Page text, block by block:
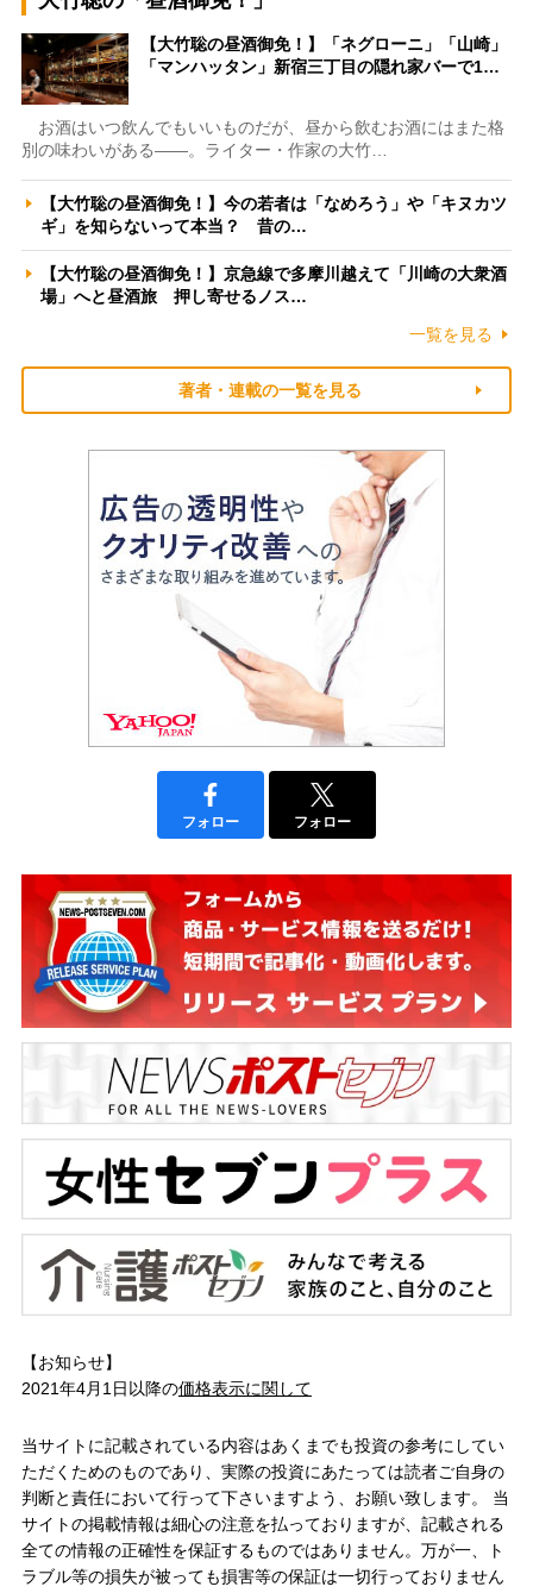
【大竹聡の昼酒御免！】「ネグローニ」「山崎」
「マンハッタン」新宿三丁目の隠れ家バーで1…
お酒はいつ飲んでもいいものだが、昼から飲むお酒にはまた格
別の味わいがある――。ライター・作家の大竹…
【大竹聡の昼酒御免！】今の若者は「なめろう」や「キヌカツ
ギ」を知らないって本当？ 昔の…
【大竹聡の昼酒御免！】京急線で多摩川越えて「川崎の大衆酒
場」へと昼酒旅 押し寄せるノス…
一覧を見る
著者・連載の一覧を見る
フォロー フォロー
【お知らせ】
2021年4月1日以降の価格表示に関して
当サイトに記載されている内容はあくまでも投資の参考にしてい
ただくためのものであり、実際の投資にあたっては読者ご自身の
判断と責任において行って下さいますよう、お願い致します。 当
サイトの掲載情報は細心の注意を払っておりますが、記載される
全ての情報の正確性を保証するものではありません。万が一、ト
ラブル等の損失が被っても損害等の保証は一切行っておりません